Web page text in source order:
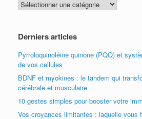
Catégories
articles
Derniers articles
Pyrroloquinoléine quinone (PQQ) et
de vos cellules
BDNF et myokines : le tandem qui
cérébrale et musculaire
10 gestes simples pour booster votre
Vos croyances limitantes : laquelle vous